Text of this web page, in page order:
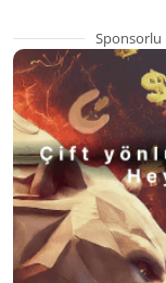
Sponsorlu